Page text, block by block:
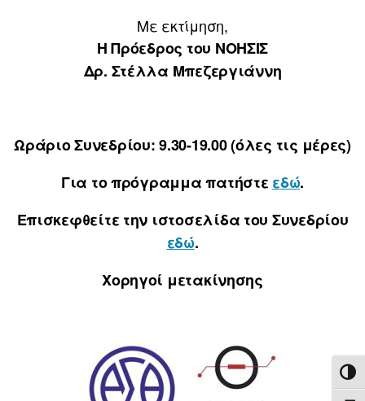
Με εκτίμηση,
Η Πρόεδρος του ΝΟΗΣΙΣ
Δρ. Στέλλα Μπεζεργιάννη
Ωράριο Συνεδρίου: 9.30-19.00 (όλες τις μέρες)
Για το πρόγραμμα πατήστε εδώ.
Επισκεφθείτε την ιστοσελίδα του Συνεδρίου
εδώ.
Χορηγοί μετακίνησης